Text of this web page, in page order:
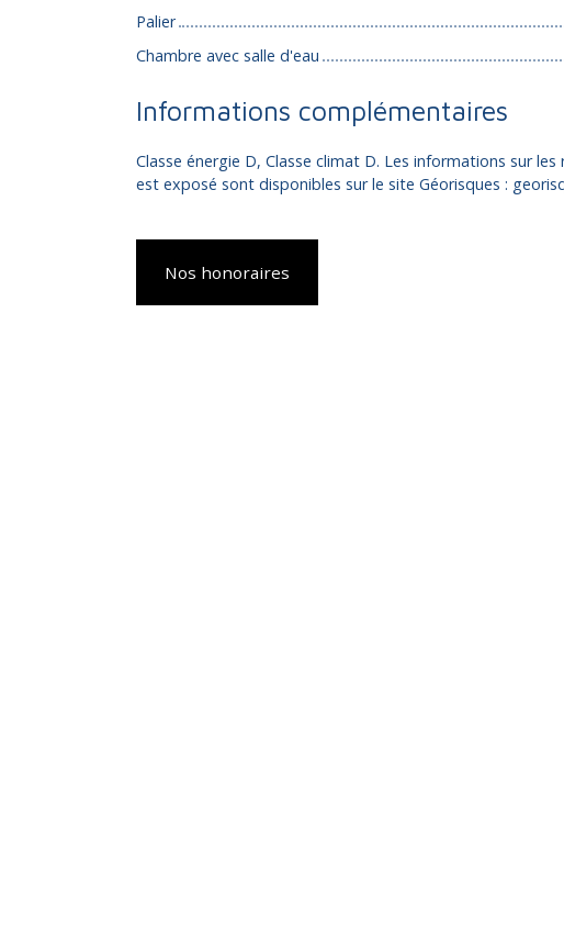
Palier
Chambre avec salle d'eau
Informations complémentaires
Classe énergie D, Classe climat D. Les informations sur les
est exposé sont disponibles sur le site Géorisques :
Nos honoraires